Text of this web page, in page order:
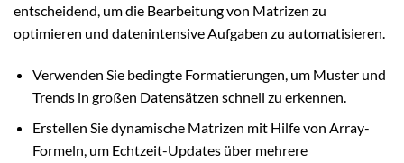
entscheidend, um die Bearbeitung von Matrizen zu
optimieren und datenintensive Aufgaben zu automatisieren.
Verwenden Sie bedingte Formatierungen, um Muster und
Trends in großen Datensätzen schnell zu erkennen.
Erstellen Sie dynamische Matrizen mit Hilfe von Array-
Formeln, um Echtzeit-Updates über mehrere